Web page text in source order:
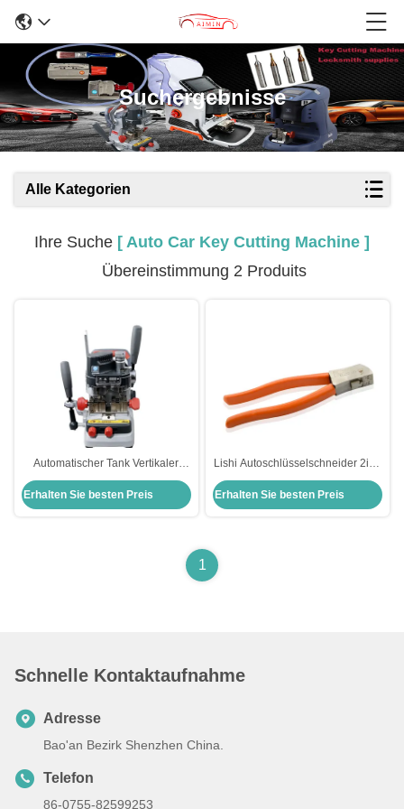
Suchergebnisse
Alle Kategorien
Ihre Suche [ Auto Car Key Cutting Machine ]
Übereinstimmung 2 Produits
Automatischer Tank Vertikaler
Autoschlüssel Schneidemaschine
Schlosserwerkzeuge Xhorse
Condox
Erhalten Sie besten Preis
Lishi Autoschlüsselschneider 2in1
Schlüsselschere Klammer
Schlosser alle Schlösser
Schlösser Schlosser Schlosser
Erhalten Sie besten Preis
1
Schnelle Kontaktaufnahme
Adresse
Bao'an Bezirk Shenzhen China.
Telefon
86-0755-82599253